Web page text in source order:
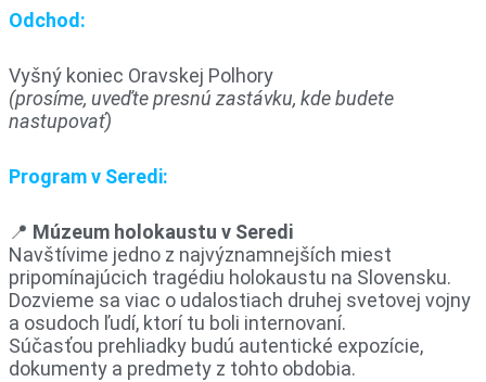
Odchod:
Vyšný koniec Oravskej Polhory
(prosíme, uveďte presnú zastávku, kde budete
nastupovať)
Program v Seredi:
📍 Múzeum holokaustu v Seredi
Navštívime jedno z najvýznamnejších miest
pripomínajúcich tragédiu holokaustu na Slovensku.
Dozvieme sa viac o udalostiach druhej svetovej vojny
a osudoch ľudí, ktorí tu boli internovaní.
Súčasťou prehliadky budú autentické expozície,
dokumenty a predmety z tohto obdobia.